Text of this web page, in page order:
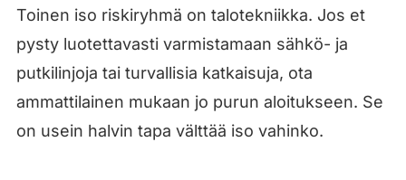
Toinen iso riskiryhmä on talotekniikka. Jos et
pysty luotettavasti varmistamaan sähkö- ja
putkilinjoja tai turvallisia katkaisuja, ota
ammattilainen mukaan jo purun aloitukseen. Se
on usein halvin tapa välttää iso vahinko.